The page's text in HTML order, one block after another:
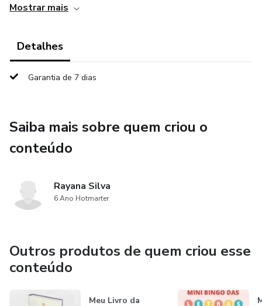
recheamos com exercícios para recortar e colar. São nove
realizados em conjunto com o Calendário do Advento.
informações e curiosidades sobre os animais da África. São
livro principal, você ainda vai receber um arquivo com
flashcards, para treinar os números de 0 a 10!
impresso.
Mostrar mais
Detalhes
Garantia de 7 dias
Saiba mais sobre quem criou o
conteúdo
Rayana Silva
6 Ano Hotmarter
Outros produtos de quem criou esse
conteúdo
Meu Livro da